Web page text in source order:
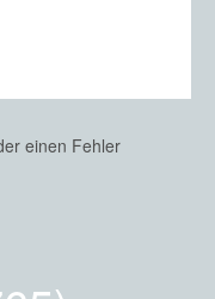
einen Fehler